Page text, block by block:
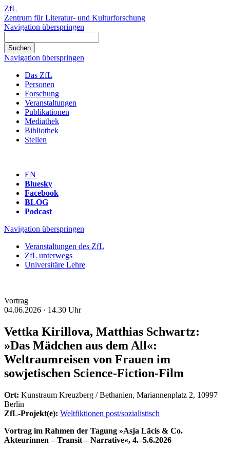
ZfL
Zentrum für Literatur- und Kulturforschung
Navigation überspringen
Navigation überspringen
Das ZfL
Personen
Forschung
Veranstaltungen
Publikationen
Mediathek
Bibliothek
Stellen
EN
Bluesky
Facebook
BLOG
Podcast
Navigation überspringen
Veranstaltungen des ZfL
ZfL unterwegs
Universitäre Lehre
Vortrag
04.06.2026 · 14.30 Uhr
Vettka Kirillova, Matthias Schwartz:
»Das Mädchen aus dem All«:
Weltraumreisen von Frauen im
sowjetischen Science-Fiction-Film
Ort: Kunstraum Kreuzberg / Bethanien, Mariannenplatz 2, 10997
Berlin
ZfL-Projekt(e): Weltfiktionen post/sozialistisch
Vortrag im Rahmen der Tagung »Asja Lācis & Co.
Akteurinnen – Transit – Narrative«, 4.–5.6.2026